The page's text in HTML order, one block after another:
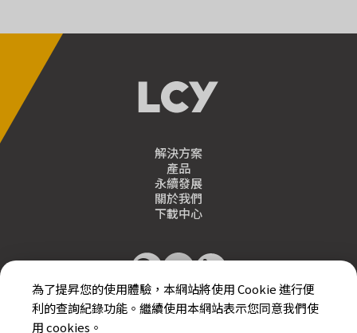
解決方案
產品
永續發展
關於我們
下載中心
為了提昇您的使用體驗，本網站將使用 Cookie 進行便
利的查詢紀錄功能。繼續使用本網站表示您同意我們使
用 cookies。